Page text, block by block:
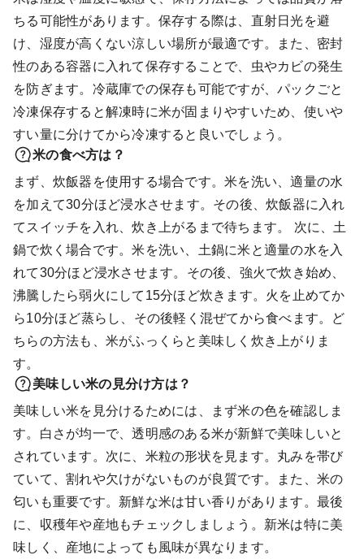
ちる可能性があります。保存する際は、直射日光を避
け、湿度が高くない涼しい場所が最適です。また、密封
性のある容器に入れて保存することで、虫やカビの発生
を防ぎます。冷蔵庫での保存も可能ですが、パックごと
冷凍保存すると解凍時に米が固まりやすいため、使いや
すい量に分けてから冷凍すると良いでしょう。
米の食べ方は？
まず、炊飯器を使用する場合です。米を洗い、適量の水
を加えて30分ほど浸水させます。その後、炊飯器に入れ
てスイッチを入れ、炊き上がるまで待ちます。 次に、土
鍋で炊く場合です。米を洗い、土鍋に米と適量の水を入
れて30分ほど浸水させます。その後、強火で炊き始め、
沸騰したら弱火にして15分ほど炊きます。火を止めてか
ら10分ほど蒸らし、その後軽く混ぜてから食べます。ど
ちらの方法も、米がふっくらと美味しく炊き上がりま
す。
美味しい米の見分け方は？
美味しい米を見分けるためには、まず米の色を確認しま
す。白さが均一で、透明感のある米が新鮮で美味しいと
されています。次に、米粒の形状を見ます。丸みを帯び
ていて、割れや欠けがないものが良質です。また、米の
匂いも重要です。新鮮な米は甘い香りがあります。最後
に、収穫年や産地もチェックしましょう。新米は特に美
味しく、産地によっても風味が異なります。